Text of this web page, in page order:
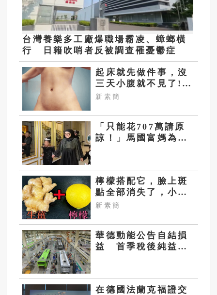
台灣養樂多工廠爆職場霸凌、蟑螂橫
行 日籍吹哨者反被調查罹憂鬱症
起床就先做件事，沒
三天小腹就不見了!
肚子一天天變小！
新素簡
「只能花707萬請原
諒！」馬國富媽為11
檸檬搭配它，臉上斑
點全部消失了，小肚
子都變平坦了
新素簡
華德動能公告自結損
益 首季稅後純益
在德國法蘭克福證交